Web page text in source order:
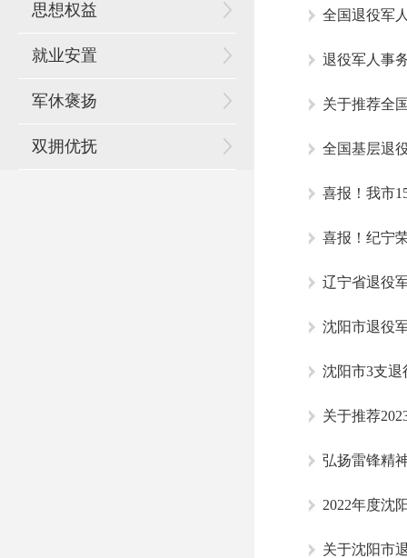
思想权益
就业安置
军休褒扬
双拥优抚
全国退役军
退役军人事
关于推荐全
全国基层退
喜报！我市
喜报！纪宁
沈阳市退役
沈阳市3支退
关于推荐
弘扬雷锋精
2022年度沈
关于沈阳市